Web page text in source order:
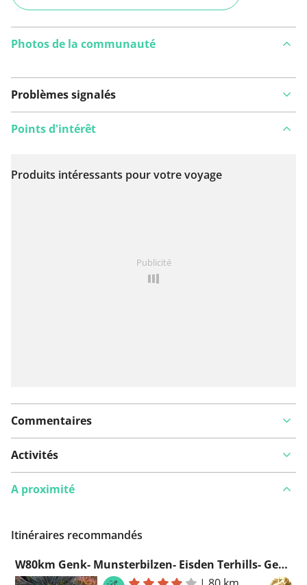
Photos de la communauté
Problèmes signalés
Voir sur la carte
Points d'intérêt
Produits intéressants pour votre voyage
Publicité
Commentaires
Activités
A proximité
Itinéraires recommandés
W80km Genk- Munsterbilzen- Eisden Terhills- Genk